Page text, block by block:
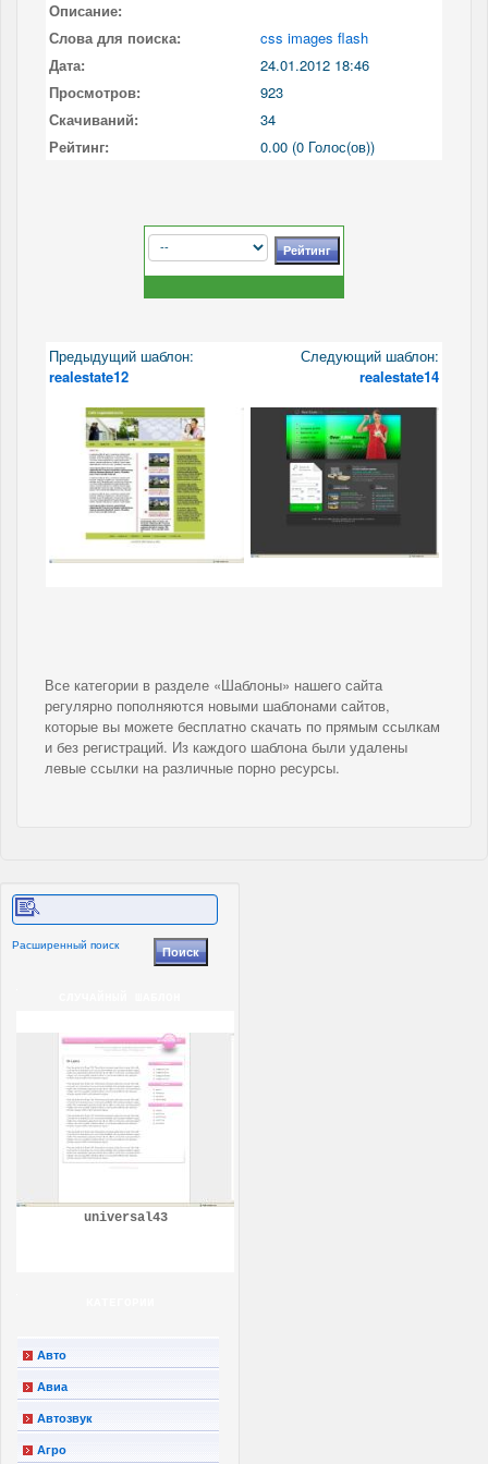
Описание:
Слова для поиска:
css images flash
Дата:
24.01.2012 18:46
Просмотров:
923
Скачиваний:
34
Рейтинг:
0.00 (0 Голос(ов))
Предыдущий шаблон:
realestate12
Следующий шаблон:
realestate14
Все категории в разделе «Шаблоны» нашего сайта
регулярно пополняются новыми шаблонами сайтов,
которые вы можете бесплатно скачать по прямым ссылкам
и без регистраций. Из каждого шаблона были удалены
левые ссылки на различные порно ресурсы.
Расширенный поиск
universal43
Авто
Авиа
Автозвук
Агро